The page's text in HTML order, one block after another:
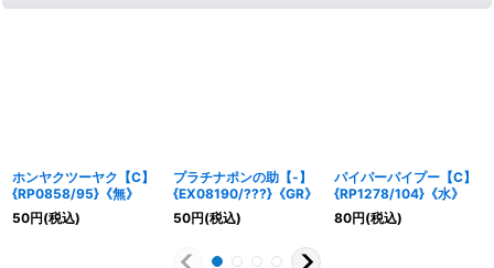
ホンヤクツーヤク【C】
{RP0858/95}《無》
50円(税込)
プラチナポンの助【-】
{EX08190/???}《GR》
50円(税込)
パイパーパイプー【C】
{RP1278/104}《水》
80円(税込)